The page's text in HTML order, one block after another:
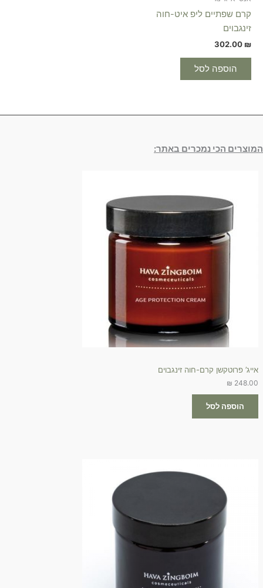
קרם שפתיים ליפ איט-חוה
זינגבוים
302.00 ₪
הוספה לסל
המוצרים הכי נמכרים באתר:
אייג’ פרוטקשן קרם-חוה זינגבוים
248.00
₪
הוספה לסל